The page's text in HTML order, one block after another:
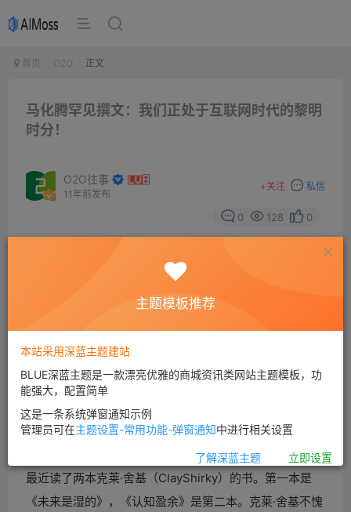
首页 O2O 正文
马化腾罕见撰文：我们正处于互联网时代的黎明
时分！
O2O往事
11年前发布
+关注 私信
0 128 0
最近读了两本克莱·舍基（ClayShirky）的书。第一本是
《未来是湿的》，《认知盈余》是第二本。克莱·舍基不愧
主题模板推荐
本站采用深蓝主题建站
BLUE深蓝主题是一款漂亮优雅的商城资讯类网站主题模板，功
能强大，配置简单
这是一条系统弹窗通知示例
管理员可在主题设置-常用功能-弹窗通知中进行相关设置
了解深蓝主题 立即设置